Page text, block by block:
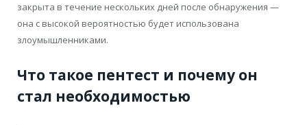
закрыта в течение нескольких дней после обнаружения —
она с высокой вероятностью будет использована
злоумышленниками.
Что такое пентест и почему он
стал необходимостью